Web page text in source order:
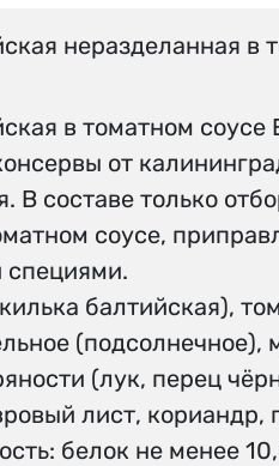
неразделанная в
в томатном соусе
от
В составе только
соусе,
специями.
балтийская),
(подсолнечное),
(лук, перец
лист, кориандр,
белок не менее